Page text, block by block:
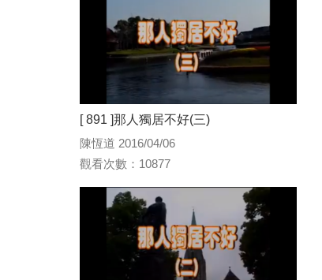
[ 891 ]那人獨居不好(三)
陳恆道 2016/04/06
觀看次數：10877